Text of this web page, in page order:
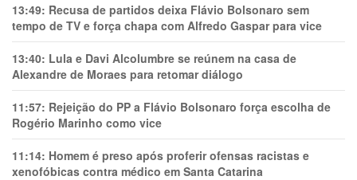
13:49: Recusa de partidos deixa Flávio Bolsonaro sem
tempo de TV e força chapa com Alfredo Gaspar para vice
13:40: Lula e Davi Alcolumbre se reúnem na casa de
Alexandre de Moraes para retomar diálogo
11:57: Rejeição do PP a Flávio Bolsonaro força escolha de
Rogério Marinho como vice
11:14: Homem é preso após proferir ofensas racistas e
xenofóbicas contra médico em Santa Catarina